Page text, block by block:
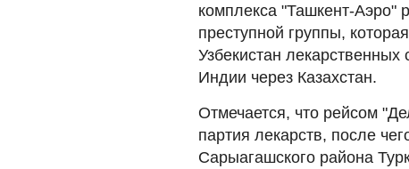
комплекса "Ташкент-Аэро"
преступной группы,
Узбекистан лекарственных
Индии через Казахстан.
Отмечается, что рейсом
партия лекарств, после
Сарыагашского района